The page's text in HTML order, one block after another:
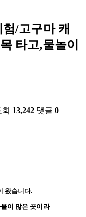
/고구마 캐
타고,물놀이
13,242 댓글 0
왔습니다.
이 많은 곳이라